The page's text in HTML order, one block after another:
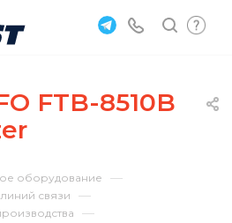
FTB-8510B
оборудование —
связи —
—